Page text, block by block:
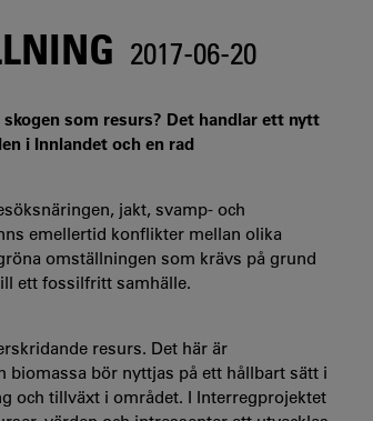
2017-06-20
som resurs? Det handlar ett nytt
i Innlandet och en rad
jakt, svamp- och
emellertid konflikter mellan olika
omställningen som krävs på grund
ett fossilfritt samhälle.
resurs. Det här är
biomassa bör nyttjas på ett hållbart sätt i
och tillväxt i området. I Interregprojektet